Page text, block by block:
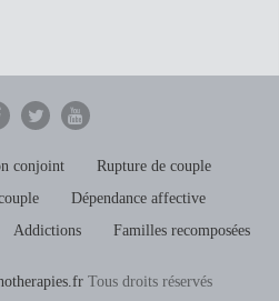
conjoint
Rupture de couple
Dépendance affective
Addictions Familles recomposées
Tous droits réservés